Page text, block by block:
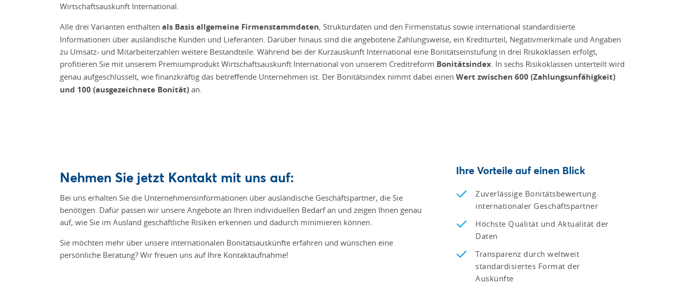
Wirtschaftsauskunft International.
Alle drei Varianten enthalten als Basis allgemeine Firmenstammdaten, Strukturdaten und den Firmenstatus sowie international standardisierte
Informationen über ausländische Kunden und Lieferanten. Darüber hinaus sind die angebotene Zahlungsweise, ein Krediturteil, Negativmerkmale und Angaben
zu Umsatz- und Mitarbeiterzahlen weitere Bestandteile. Während bei der Kurzauskunft International eine Bonitätseinstufung in drei Risikoklassen erfolgt,
profitieren Sie mit unserem Premiumprodukt Wirtschaftsauskunft International von unserem Creditreform Bonitätsindex. In sechs Risikoklassen unterteilt wird
genau aufgeschlüsselt, wie finanzkräftig das betreffende Unternehmen ist. Der Bonitätsindex nimmt dabei einen Wert zwischen 600 (Zahlungsunfähigkeit)
und 100 (ausgezeichnete Bonität) an.
Nehmen Sie jetzt Kontakt mit uns auf:
Bei uns erhalten Sie die Unternehmensinformationen über ausländische Geschäftspartner, die Sie
benötigen. Dafür passen wir unsere Angebote an Ihren individuellen Bedarf an und zeigen Ihnen genau
auf, wie Sie im Ausland geschäftliche Risiken erkennen und dadurch minimieren können.
Sie möchten mehr über unsere internationalen Bonitätsauskünfte erfahren und wünschen eine
persönliche Beratung? Wir freuen uns auf Ihre Kontaktaufnahme!
Ihre Vorteile auf einen Blick
Zuverlässige Bonitätsbewertung
internationaler Geschäftspartner
Höchste Qualität und Aktualität der
Daten
Transparenz durch weltweit
standardisiertes Format der
Auskünfte